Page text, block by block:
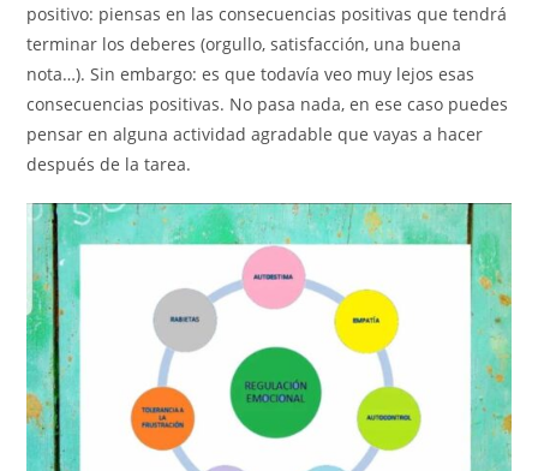
positivo: piensas en las consecuencias positivas que tendrá
terminar los deberes (orgullo, satisfacción, una buena
nota…). Sin embargo: es que todavía veo muy lejos esas
consecuencias positivas. No pasa nada, en ese caso puedes
pensar en alguna actividad agradable que vayas a hacer
después de la tarea.